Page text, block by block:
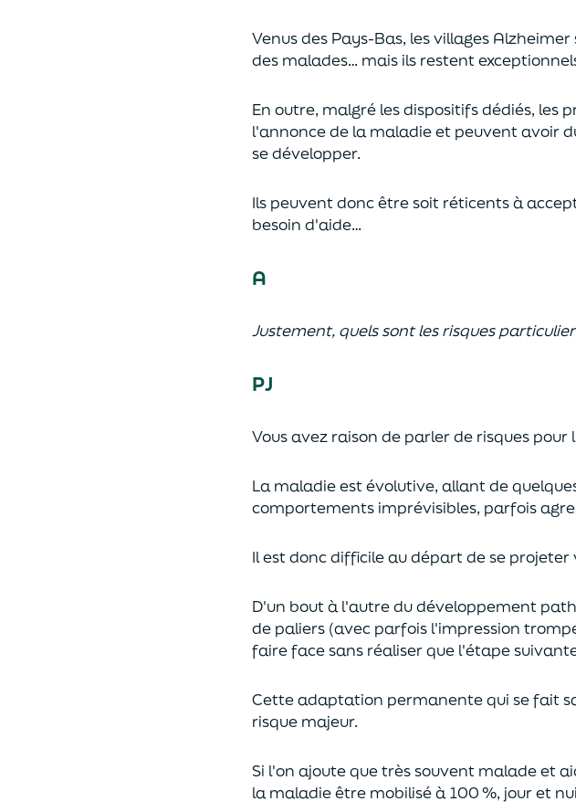
Venus des Pays-Bas, les villages
des malades… mais ils restent
En outre, malgré les dispositifs dédiés, les
l'annonce de la maladie et peuvent avoir
se développer.
Ils peuvent donc être soit réticents à
besoin d'aide…
A
Justement, quels sont les risques
PJ
Vous avez raison de parler de risques pour
La maladie est évolutive, allant de
comportements imprévisibles, parfois
Il est donc difficile au départ de se
D'un bout à l'autre du développement
de paliers (avec parfois l'impression
faire face sans réaliser que l'étape
Cette adaptation permanente qui se fait
risque majeur.
Si l'on ajoute que très souvent malade et
la maladie être mobilisé à 100 %, jour et